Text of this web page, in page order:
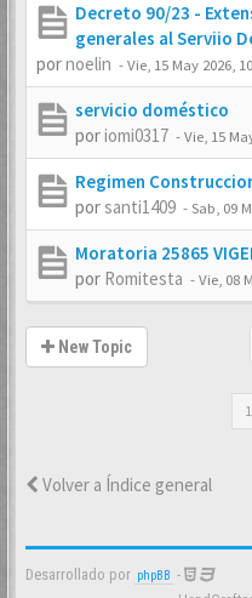
Decreto 90/23 -
generales al Serviio
pornoelin -Vie, 15 May 2026,
servicio doméstico
poriomi0317 -Vie, 15
Regimen
porsanti1409 -Sab, 09
Moratoria 25865
por Romitesta -Vie, 08
New Topic
1
Volver a Índice general
Desarrollado por phpBB -